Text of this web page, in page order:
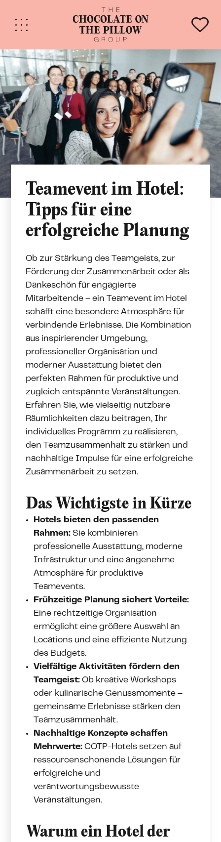
Teamevent im Hotel:
Tipps für eine
erfolgreiche Planung
Ob zur Stärkung des Teamgeists, zur
Förderung der Zusammenarbeit oder als
Dankeschön für engagierte
Mitarbeitende – ein Teamevent im Hotel
schafft eine besondere Atmosphäre für
verbindende Erlebnisse. Die Kombination
aus inspirierender Umgebung,
professioneller Organisation und
moderner Ausstattung bietet den
perfekten Rahmen für produktive und
zugleich entspannte Veranstaltungen.
Erfahren Sie, wie vielseitig nutzbare
Räumlichkeiten dazu beitragen, Ihr
individuelles Programm zu realisieren,
den Teamzusammenhalt zu stärken und
nachhaltige Impulse für eine erfolgreiche
Zusammenarbeit zu setzen.
Das Wichtigste in Kürze
Hotels bieten den passenden
Rahmen: Sie kombinieren
professionelle Ausstattung, moderne
Infrastruktur und eine angenehme
Atmosphäre für produktive
Teamevents.
Frühzeitige Planung sichert Vorteile:
Eine rechtzeitige Organisation
ermöglicht eine größere Auswahl an
Locations und eine effiziente Nutzung
des Budgets.
Vielfältige Aktivitäten fördern den
Teamgeist: Ob kreative Workshops
oder kulinarische Genussmomente –
gemeinsame Erlebnisse stärken den
Teamzusammenhalt.
Nachhaltige Konzepte schaffen
Mehrwerte: COTP-Hotels setzen auf
ressourcenschonende Lösungen für
erfolgreiche und
verantwortungsbewusste
Veranstaltungen.
Warum ein Hotel der